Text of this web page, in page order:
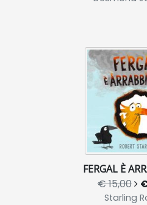
FERGAL È
€ 15,00
Starling